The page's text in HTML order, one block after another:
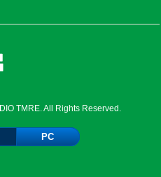
TMRE. All Rights Reserved.
PC